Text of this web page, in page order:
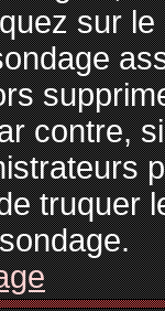
sur
contre,
truquer